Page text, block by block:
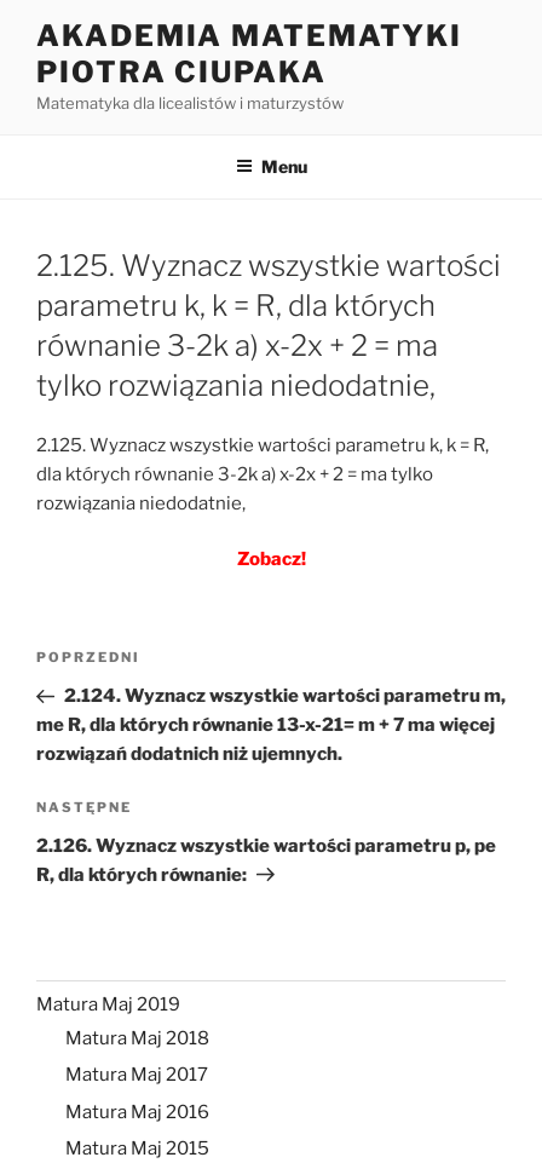
treści
AKADEMIA MATEMATYKI
PIOTRA CIUPAKA
Matematyka dla licealistów i maturzystów
Menu
2.125. Wyznacz wszystkie wartości
parametru k, k = R, dla których
równanie 3-2k a) x-2x + 2 = ma
tylko rozwiązania niedodatnie,
2.125. Wyznacz wszystkie wartości parametru k, k = R,
dla których równanie 3-2k a) x-2x + 2 = ma tylko
rozwiązania niedodatnie,
Zobacz!
Nawigacja
Poprzedni
wpis
POPRZEDNI
2.124. Wyznacz wszystkie wartości parametru m,
me R, dla których równanie 13-x-21= m + 7 ma więcej
rozwiązań dodatnich niż ujemnych.
Następny
wpis
NASTĘPNE
2.126. Wyznacz wszystkie wartości parametru p, pe
R, dla których równanie:
Matura Maj 2019
Matura Maj 2018
Matura Maj 2017
Matura Maj 2016
Matura Maj 2015